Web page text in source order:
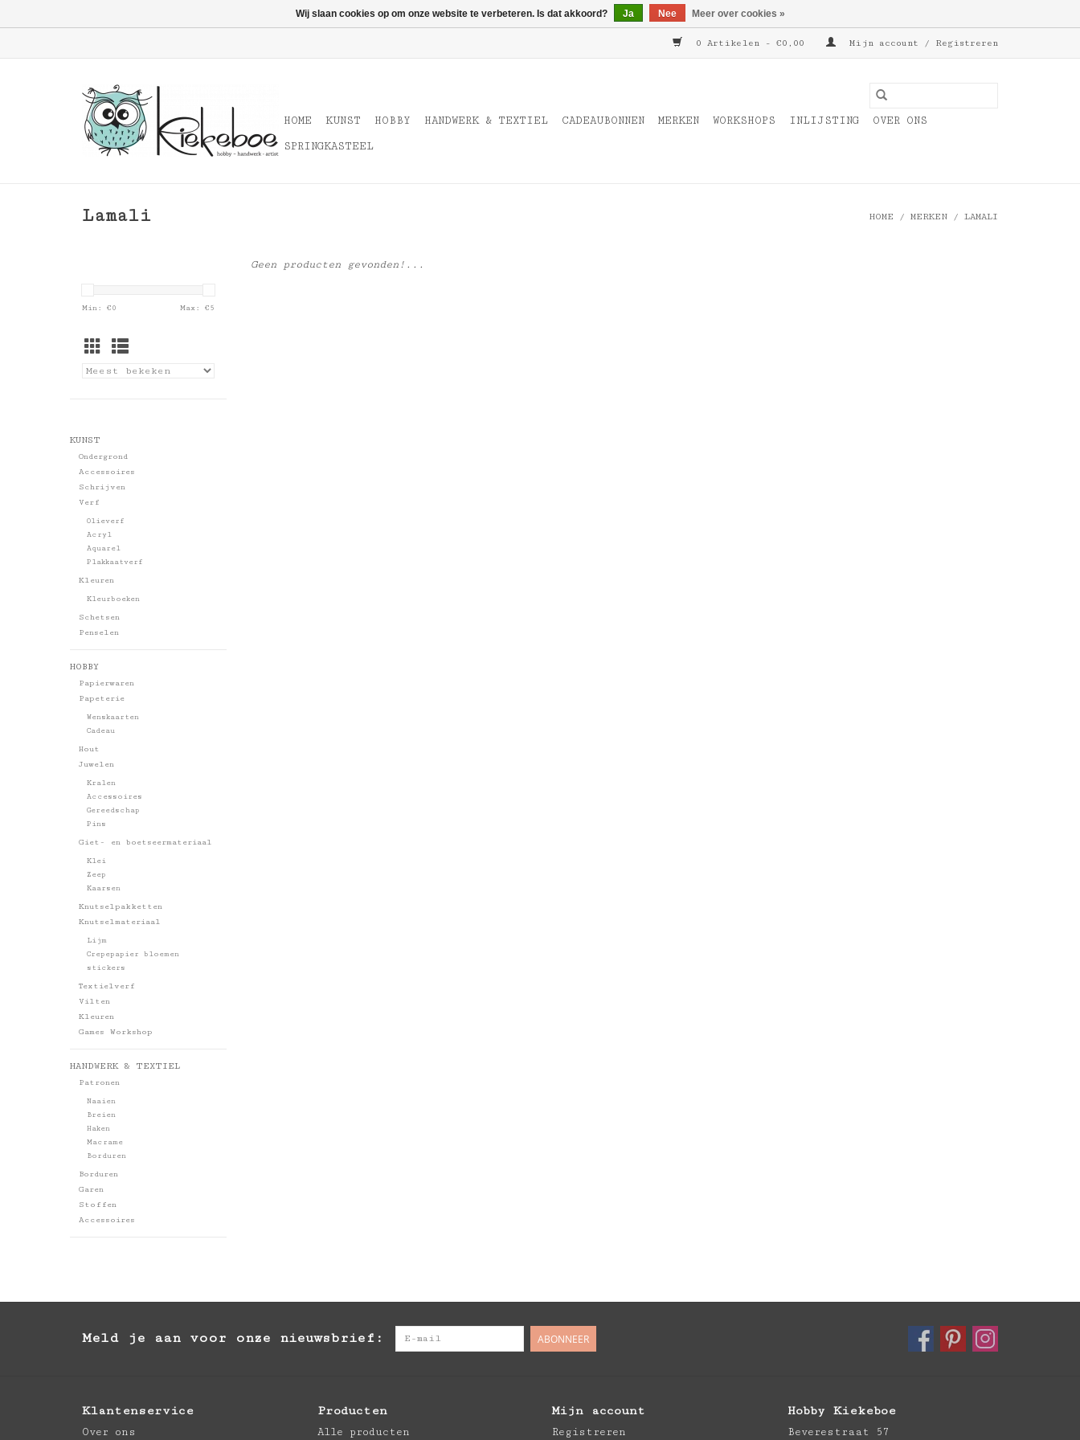
0 Artikelen - €0,00 Mijn account / Registreren
HOME KUNST HOBBY HANDWERK & TEXTIEL CADEAUBONNEN MERKEN WORKSHOPS INLIJSTING
OVER ONS
SPRINGKASTEEL
Lamali HOME / MERKEN / LAMALI
Min: €0 Max: €5
KUNST
Ondergrond
Accessoires
Schrijven
Verf
Olieverf
Acryl
Aquarel
Plakkaatverf
Kleuren
Kleurboeken
Schetsen
Penselen
HOBBY
Papierwaren
Papeterie
Wenskaarten
Cadeau
Hout
Juwelen
Kralen
Accessoires
Gereedschap
Pins
Giet- en boetseermateriaal
Klei
Zeep
Kaarsen
Knutselpakketten
Knutselmateriaal
Lijm
Crepepapier bloemen
stickers
Textielverf
Vilten
Kleuren
Games Workshop
HANDWERK & TEXTIEL
Patronen
Naaien
Breien
Haken
Macrame
Borduren
Borduren
Garen
Stoffen
Accessoires
Geen producten gevonden!...
Meld je aan voor onze nieuwsbrief: ABONNEER
Klantenservice
Over ons
Producten
Alle producten
Mijn account
Registreren
Hobby Kiekeboe
Beverestraat 57
Wij slaan cookies op om onze website te verbeteren. Is dat akkoord? Ja Nee Meer over cookies »